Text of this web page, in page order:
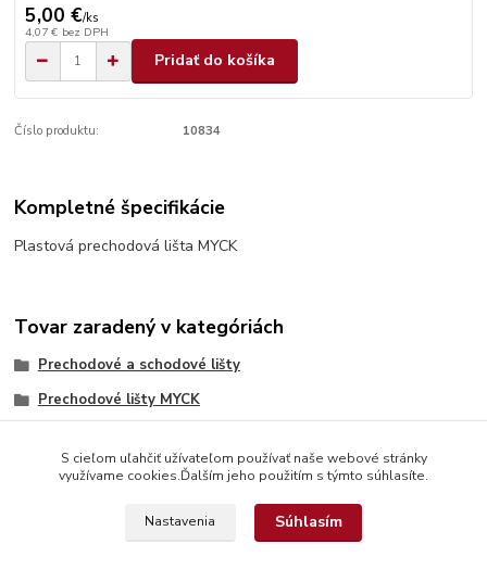
5,00 €/ks
4,07 € bez DPH
Pridať do košíka
Číslo produktu: 10834
Kompletné špecifikácie
Plastová prechodová lišta MYCK
Tovar zaradený v kategóriách
Prechodové a schodové lišty
Prechodové lišty MYCK
S cieľom uľahčiť užívateľom používať naše webové stránky
využívame cookies.Ďalším jeho použitím s týmto súhlasíte.
Nastavenia Súhlasím